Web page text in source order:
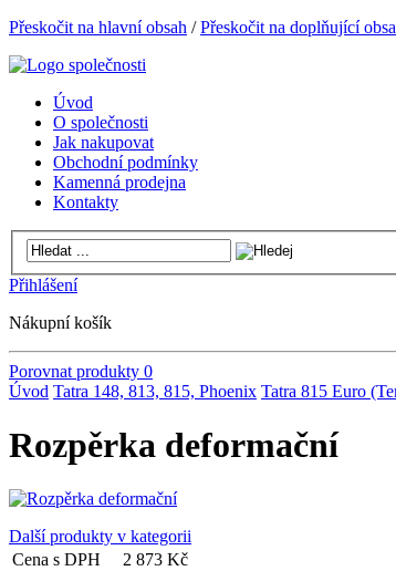
Přeskočit na hlavní obsah /Přeskočit na doplňující
Úvod
O společnosti
Jak nakupovat
Obchodní podmínky
Kamenná prodejna
Kontakty
Přihlášení
Nákupní košík
Porovnat produkty 0
Úvod Tatra 148, 813, 815, Phoenix Tatra 815 Euro
Rozpěrka deformační
Další produkty v kategorii
Cena s DPH
2 873 Kč